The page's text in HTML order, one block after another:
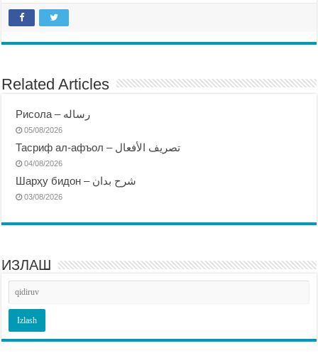
Related Articles
Рисола – رساله
05/08/2026
Тасриф ал-афъол – تصريف الأفعال
04/08/2026
Шарҳу бидон – شرح بدان
03/08/2026
ИЗЛАШ